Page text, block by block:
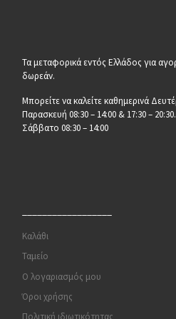
Τα μεταφορικά εντός Ελλάδος για
δωρεάν.
Μπορείτε να καλείτε καθημερινά
Παρασκευή 08:30 – 14:00 & 17:30 –
Σάββατο 08:30 – 14:00
Καλάθι
Ταμείο
Ο λογαριασμός μου
Όροι χρήσης
Πολιτική ιδιωτικότητας